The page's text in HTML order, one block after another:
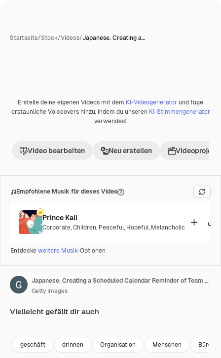
Startseite/Stock/Videos/Japanese. Creating a…
Premium
Erstelle deine eigenen Videos mit dem KI-Videogenerator und füge
erstaunliche Voiceovers hinzu, indem du unseren KI-Stimmengenerator
verwendest
Video bearbeiten Neu erstellen Videoprojekt
Empfohlene Musik für dieses Video
Prince Kali
Corporate,Children, Peaceful, Hopeful, Melancholic
Entdeckeweitere Musik-Optionen
Japanese. Creating a Scheduled Calendar Reminder of Team Meeting in To Do List. Create Work or School Arrangement Commitment Due Date Schedule Prompt in Personal Organizer Datebook.
Getty Images
Vielleicht gefällt dir auch
geschäft drinnen Organisation Menschen Büro